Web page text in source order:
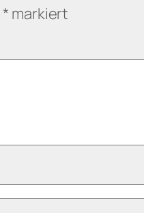
* markiert